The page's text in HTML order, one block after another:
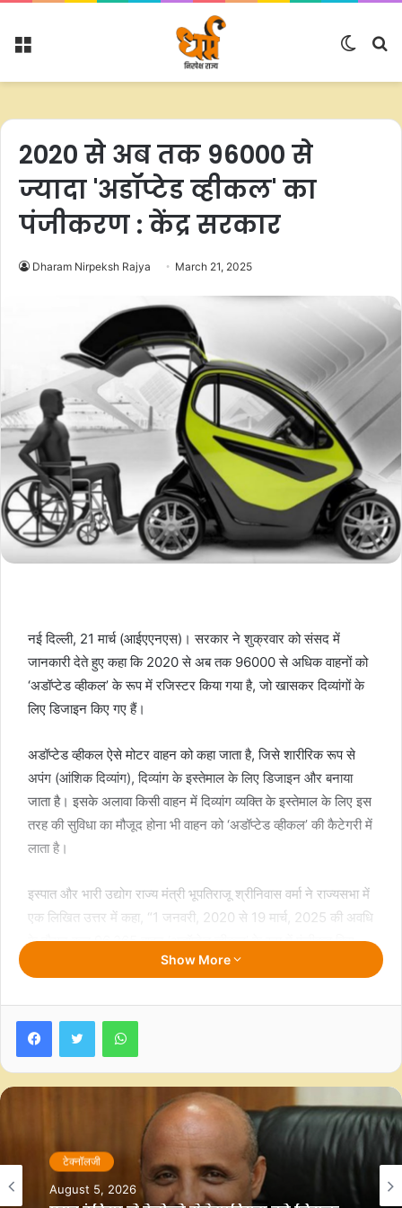
Menu
Switch
2020 से अब तक 96000 से
ज्यादा 'अडॉप्टेड व्हीकल' का
पंजीकरण : केंद्र सरकार
Dharam Nirpeksh Rajya March 21, 2025
नई दिल्ली, 21 मार्च (आईएएनएस)। सरकार ने शुक्रवार को संसद में
जानकारी देते हुए कहा कि 2020 से अब तक 96000 से अधिक वाहनों को
‘अडॉप्टेड व्हीकल’ के रूप में रजिस्टर किया गया है, जो खासकर दिव्यांगों के
लिए डिजाइन किए गए हैं।
अडॉप्टेड व्हीकल ऐसे मोटर वाहन को कहा जाता है, जिसे शारीरिक रूप से
अपंग (आंशिक दिव्यांग), दिव्यांग के इस्तेमाल के लिए डिजाइन और बनाया
जाता है। इसके अलावा किसी वाहन में दिव्यांग व्यक्ति के इस्तेमाल के लिए इस
तरह की सुविधा का मौजूद होना भी वाहन को ‘अडॉप्टेड व्हीकल’ की कैटेगरी में
लाता है।
इस्पात और भारी उद्योग राज्य मंत्री भूपतिराजू श्रीनिवास वर्मा ने राज्यसभा में
एक लिखित उत्तर में कहा, “1 जनवरी, 2020 से 19 मार्च, 2025 की अवधि
के दौरान कुल 96,265 वाहन ‘अडॉप्टेड व्हीकल’ के रूप में पंजीकृत किए
केंद्रीय मंत्री ने कहा कि मोटर वाहन अधिनियम के सेक्शन 52, 1989
नियम 47ए, नियम 47बी और केंद्रीय मोटर वाहन नियम के नियम 112 में
वाहन में ऑल्टरेशन या रेट्रो फिटमेंट और परिवर्तन के अनुमोदन से जुड़े
ऑर्थोपेडिक फिजिकल डिसेबिलिटी या 40 प्रतिशत से ज्यादा की डिसेबिलिटी
वाले दिव्यांग जीएसटी की रियायती दर पर भारी उद्योग मंत्रालय (एमएचआई)
से प्रमाण पत्र के साथ अडॉप्टेड कार खरीद सकते हैं।
Show More
FacebookTwitter WhatsApp
टेक्नॉलजी
August 5, 2026